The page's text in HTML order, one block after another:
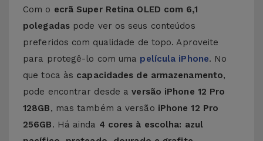
Com o ecrã Super Retina OLED com 6,1
polegadas pode ver os seus conteúdos
preferidos com qualidade de topo. Aproveite
para protegê-lo com uma película iPhone. No
que toca às capacidades de armazenamento,
pode encontrar desde aversão iPhone 12 Pro
128GB, mas também a versão iPhone 12 Pro
256GB. Há ainda 4 cores à escolha: azul